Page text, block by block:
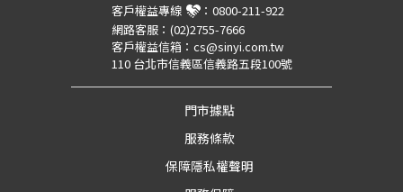
客戶權益專線 ： 0800-211-922
網路客服： (02)2755-7666
客戶權益信箱： cs@sinyi.com.tw
110 台北市信義區信義路五段100號
門市據點
服務條款
保障隱私權聲明